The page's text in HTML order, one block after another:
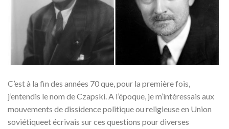
C’est à la fin des années 70 que, pour la première fois,
j’entendis le nom de Czapski. A l’époque, je m’intéressais aux
mouvements de dissidence politique ou religieuse en Union
soviétiqueet écrivais sur ces questions pour diverses